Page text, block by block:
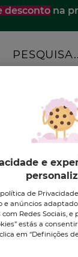
desconto na
OS
e
de
e anúncios
Redes Sociais,
estás a
em “Definições